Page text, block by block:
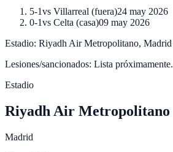
5-1vs Villarreal (fuera)24 may 2026
0-1vs Celta (casa)09 may 2026
Estadio: Riyadh Air Metropolitano, Madrid
Lesiones/sancionados: Lista próximamente.
Estadio
Riyadh Air Metropolitano
Madrid